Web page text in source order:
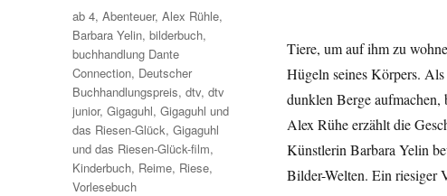
Tiere, um auf ihm zu
Hügeln seines Körpers.
dunklen Berge aufmachen,
Alex Rühe erzählt die
Künstlerin Barbara Yelin
Bilder-Welten. Ein riesiger
Schlagwörter
ab 4,Abenteuer,Alex Rühle,
Barbara Yelin,bilderbuch,
buchhandlung Dante
Connection, Deutscher
Buchhandlungspreis,dtv,dtv
junior,Gigaguhl,Gigaguhl und
das Riesen-Glück,Gigaguhl
und das Riesen-Glück-film,
Kinderbuch, Reime, Riese,
Vorlesebuch